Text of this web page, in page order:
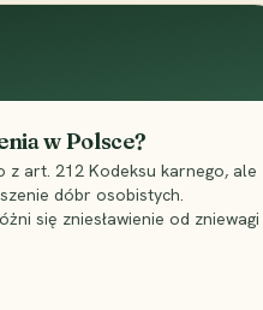
w Polsce?
z art. 212 Kodeksu karnego, ale
dóbr osobistych.
się zniesławienie od zniewagi